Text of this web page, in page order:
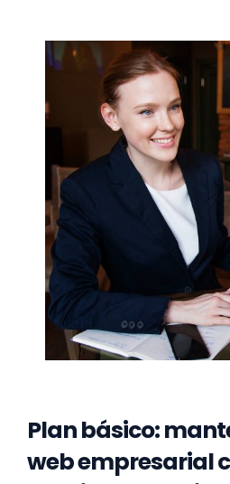
Plan básico:
web empresarial